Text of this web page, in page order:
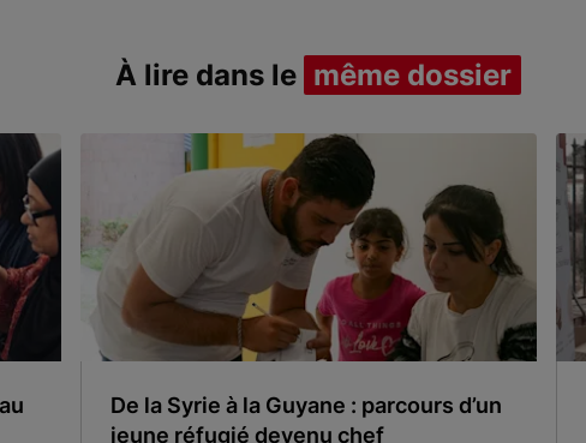
À lire dans le même dossier
De la Syrie à la Guyane : parcours d’un
jeune réfugié devenu chef